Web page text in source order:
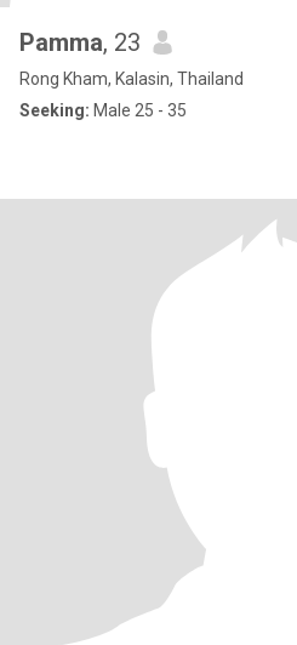
Pamma, 23
Rong Kham, Kalasin, Thailand
Seeking: Male 25 - 35